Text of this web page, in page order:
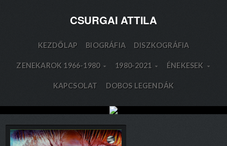
CSURGAI ATTILA
KEZDŐLAP BIOGRÁFIA DISZKOGRÁFIA
ZENEKAROK 1966-1980 1980-2021 ÉNEKESEK
KAPCSOLAT DOBOS LEGENDÁK